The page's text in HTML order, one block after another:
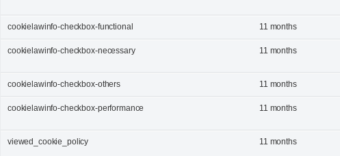
cookielawinfo-checkbox-functional 11 months
cookielawinfo-checkbox-necessary 11 months
cookielawinfo-checkbox-others 11 months
cookielawinfo-checkbox-performance 11 months
viewed_cookie_policy 11 months